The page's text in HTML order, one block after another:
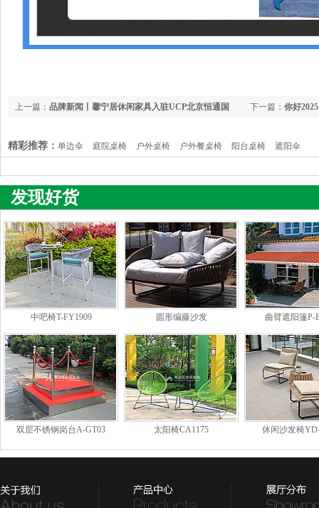
下一篇： 你好
上一篇： 品牌新闻丨馨宁居休闲家具入驻UCP北京恒通国
精彩推荐： 单边伞 庭院桌椅 户外桌椅 户外餐桌椅 阳台桌椅 遮阳伞
发现好货
中吧椅T-FY1909 圆形编藤沙发 曲臂遮阳篷P-
双层不锈钢岗台A-GT03 太阳椅CA1175 休闲沙发椅